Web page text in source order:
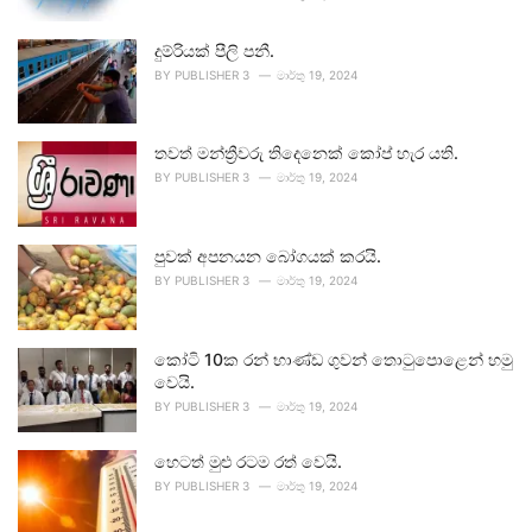
දුම්රියක් පීලි පනී.
BY PUBLISHER 3 මාර්තු 19, 2024
තවත් මන්ත්‍රීවරු තිදෙනෙක් කෝප් හැර යති.
BY PUBLISHER 3 මාර්තු 19, 2024
පුවක් අපනයන බෝගයක් කරයි.
BY PUBLISHER 3 මාර්තු 19, 2024
කෝටි 10ක රන් භාණ්ඩ ගුවන් තොටුපොළෙන් හමු
වෙයි.
BY PUBLISHER 3 මාර්තු 19, 2024
හෙටත් මුළු රටම රත් වෙයි.
BY PUBLISHER 3 මාර්තු 19, 2024